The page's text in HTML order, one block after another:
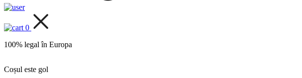
0
100% legal în Europa
Coșul este gol